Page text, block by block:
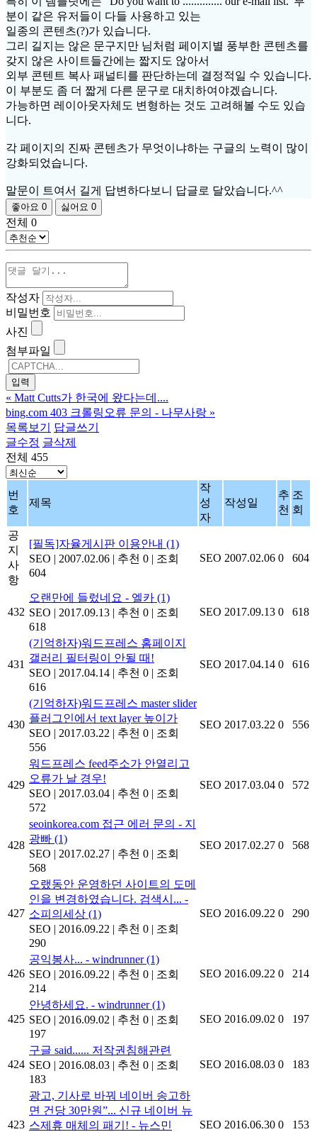
분이 같은 유저들이 다들 사용하고 있는
일종의 콘텐츠(?)가 있습니다.
그리 길지는 않은 문구지만 님처럼 페이지별 풍부한 콘텐츠를
갖지 않은 사이트들간에는 짧지도 않아서
외부 콘텐트 복사 패널티를 판단하는데 결정적일 수 있습니다.
이 부분도 좀 더 짧게 다른 문구로 대치하여야겠습니다.
가능하면 레이아웃자체도 변형하는 것도 고려해볼 수도 있습
니다.
각 페이지의 진짜 콘텐츠가 무엇이냐하는 구글의 노력이 많이
강화되었습니다.
말문이 트여서 길게 답변하다보니 답글로 달았습니다.^^
좋아요 0 싫어요 0
전체 0
작성자
비밀번호
사진
첨부파일
« Matt Cutts가 한국에 왔다는데....
bing.com 403 크롤링오류 문의 - 나무사랑 »
목록보기
답글쓰기
글수정 글삭제
전체 455
번
호
제목
작
성
자
작성일
추
천
조
회
공
지
사
항
[필독]자율게시판 이용안내 (1)
SEO | 2007.02.06 | 추천 0 | 조회
604
SEO 2007.02.06 0 604
432
오랜만에 들렀네요 - 엘카 (1)
SEO | 2017.09.13 | 추천 0 | 조회
618
SEO 2017.09.13 0 618
431
(기억하자)워드프레스 홈페이지
갤러리 필터링이 안될 때!
SEO | 2017.04.14 | 추천 0 | 조회
616
SEO 2017.04.14 0 616
430
(기억하자)워드프레스 master slider
플러그인에서 text layer 높이가
SEO | 2017.03.22 | 추천 0 | 조회
556
SEO 2017.03.22 0 556
429
워드프레스 feed주소가 안열리고
오류가 날 경우!
SEO | 2017.03.04 | 추천 0 | 조회
572
SEO 2017.03.04 0 572
428
seoinkorea.com 접근 에러 문의 - 지
광빠 (1)
SEO | 2017.02.27 | 추천 0 | 조회
568
SEO 2017.02.27 0 568
427
오랬동안 운영하던 사이트의 도메
인을 변경하였습니다. 검색시... -
소피의세상 (1)
SEO | 2016.09.22 | 추천 0 | 조회
290
SEO 2016.09.22 0 290
426
공익봉사... - windrunner(1)
SEO | 2016.09.22 | 추천 0 | 조회
214
SEO 2016.09.22 0 214
425
안녕하세요. - windrunner(1)
SEO | 2016.09.02 | 추천 0 | 조회
197
SEO 2016.09.02 0 197
424
구글 said...... 저작권침해관련
SEO | 2016.08.03 | 추천 0 | 조회
183
SEO 2016.08.03 0 183
423
광고, 기사로 바꿔 네이버 송고하
면 건당 30만원”... 신규 네이버 뉴
스제휴 매체의 패기! - 뉴스민
SEO 2016.06.30 0 153